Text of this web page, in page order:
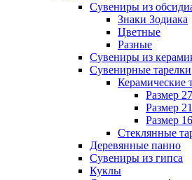
Сувениры из
Знаки Зодиака
Цветные
Разные
Сувениры из
Сувенирные тарелки
Керамические
Размер
Размер
Размер
Стеклянные
Деревянные панно
Сувениры из гипса
Куклы